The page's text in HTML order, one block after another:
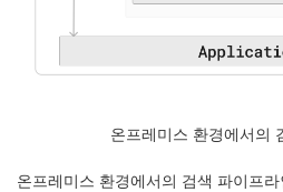
온프레미스 환경에서의
온프레미스 환경에서의 검색 파이프